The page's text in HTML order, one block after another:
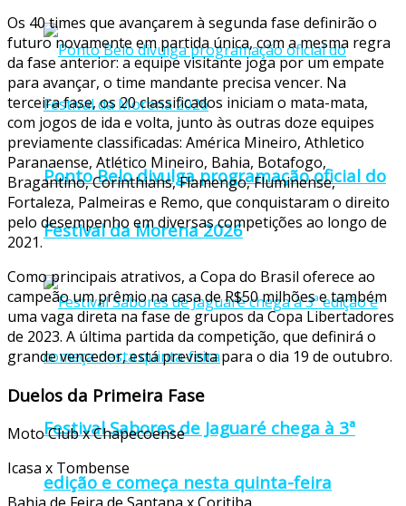
Ponto Belo divulga programação oficial do
Festival da Morena 2026
Festival Sabores de Jaguaré chega à 3ª
edição e começa nesta quinta-feira
Os 40 times que avançarem à segunda fase definirão o
futuro novamente em partida única, com a mesma regra
da fase anterior: a equipe visitante joga por um empate
para avançar, o time mandante precisa vencer. Na
terceira fase, os 20 classificados iniciam o mata-mata,
com jogos de ida e volta, junto às outras doze equipes
previamente classificadas: América Mineiro, Athletico
Paranaense, Atlético Mineiro, Bahia, Botafogo,
Bragantino, Corinthians, Flamengo, Fluminense,
Fortaleza, Palmeiras e Remo, que conquistaram o direito
pelo desempenho em diversas competições ao longo de
2021.
Como principais atrativos, a Copa do Brasil oferece ao
campeão um prêmio na casa de R$50 milhões e também
uma vaga direta na fase de grupos da Copa Libertadores
de 2023. A última partida da competição, que definirá o
grande vencedor, está prevista para o dia 19 de outubro.
Duelos da Primeira Fase
Moto Club x Chapecoense
Icasa x Tombense